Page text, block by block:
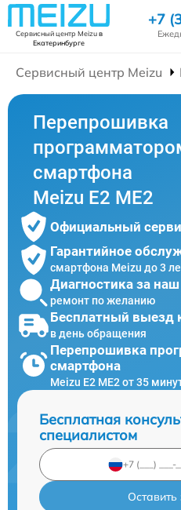
Сервисный центр Meizuв
Екатеринбурге
+7
Сервисный центр Meizu
Перепрошивка
смартфона
Meizu E2 ME2
Официальный
Гарантийное
смартфона Meizu до 3
Диагностика за наш
ремонт по желанию
Бесплатный выезд
в день обращения
Перепрошивка
смартфона
Meizu E2 ME2 от 35
Бесплатная
специалистом
Оставить